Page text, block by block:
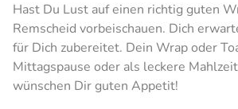
Hast Du Lust auf einen richtig guten
Remscheid vorbeischauen. Dich
für Dich zubereitet. Dein Wrap oder
Mittagspause oder als leckere
wünschen Dir guten Appetit!